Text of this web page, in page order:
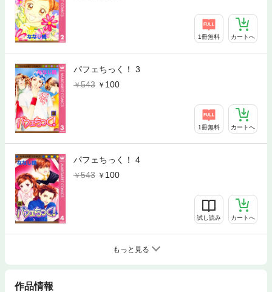
1冊無料 カートへ
パフェちっく！ 3
543
100
1冊無料 カートへ
パフェちっく！ 4
543
100
試し読み カートへ
もっと見る
作品情報